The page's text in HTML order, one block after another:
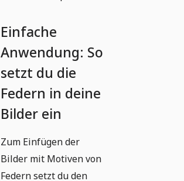
Einfache
Anwendung: So
setzt du die
Federn in deine
Bilder ein
Zum Einfügen der
Bilder mit Motiven von
Federn setzt du den